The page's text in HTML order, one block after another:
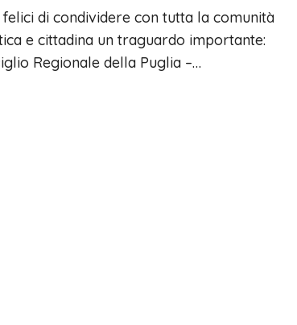
felici di condividere con tutta la comunità
e cittadina un traguardo importante:
Regionale della Puglia –…